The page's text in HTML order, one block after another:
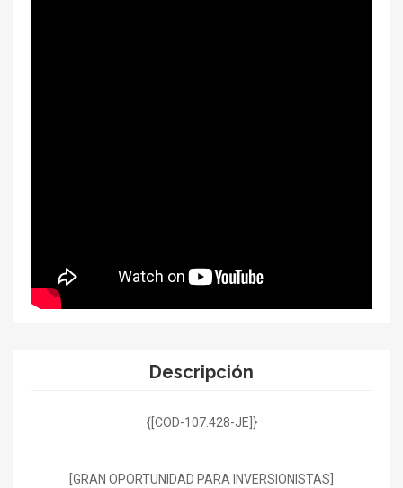
Descripción
{[COD-107.428-JE]}
[GRAN OPORTUNIDAD PARA INVERSIONISTAS]